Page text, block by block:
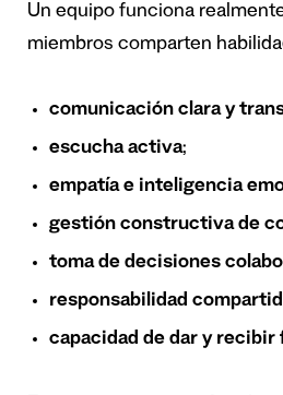
Un equipo funciona
miembros comparten
comunicación clara y
escucha activa;
empatía e inteligencia
gestión constructiva de
toma de decisiones
responsabilidad
capacidad de dar y recibir